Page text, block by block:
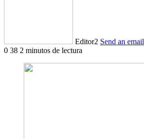
Editor2 Send an email
0 38 2 minutos de lectura